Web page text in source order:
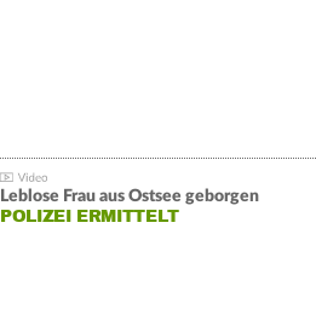
Leblose Frau aus Ostsee geborgen
POLIZEI ERMITTELT